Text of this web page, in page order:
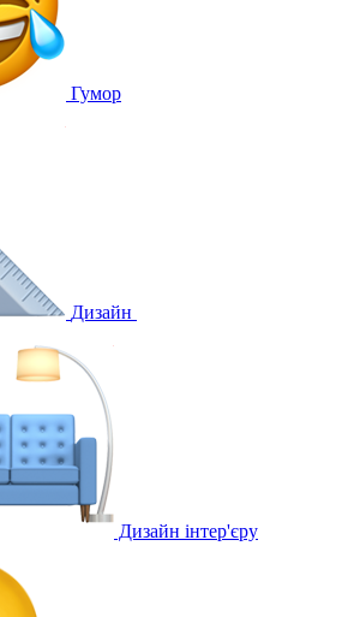
Гумор
Дизайн
Дизайн інтер'єру